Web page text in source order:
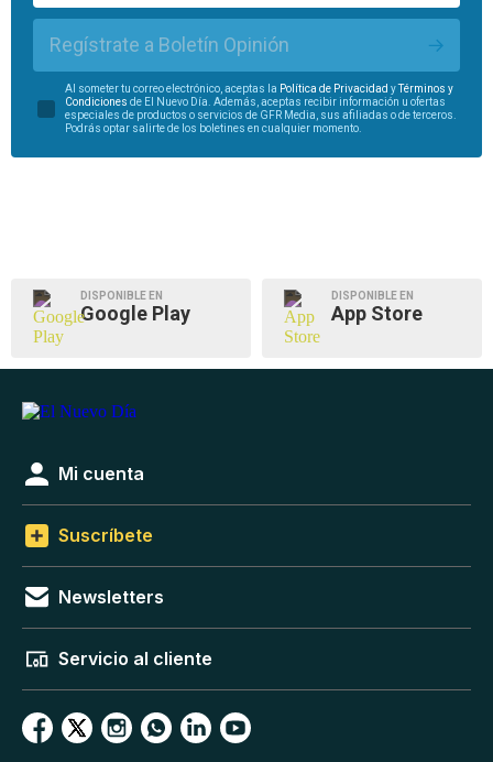
Regístrate a Boletín Opinión
Al someter tu correo electrónico, aceptas la Política de Privacidad yTérminos y
Condiciones de El Nuevo Día. Además, aceptas recibir información u ofertas
especiales de productos o servicios de GFR Media, sus afiliadas o de terceros.
Podrás optar salirte de los boletines en cualquier momento.
DISPONIBLE EN
Google Play
DISPONIBLE EN
App Store
Mi cuenta
Suscríbete
Newsletters
Servicio al cliente